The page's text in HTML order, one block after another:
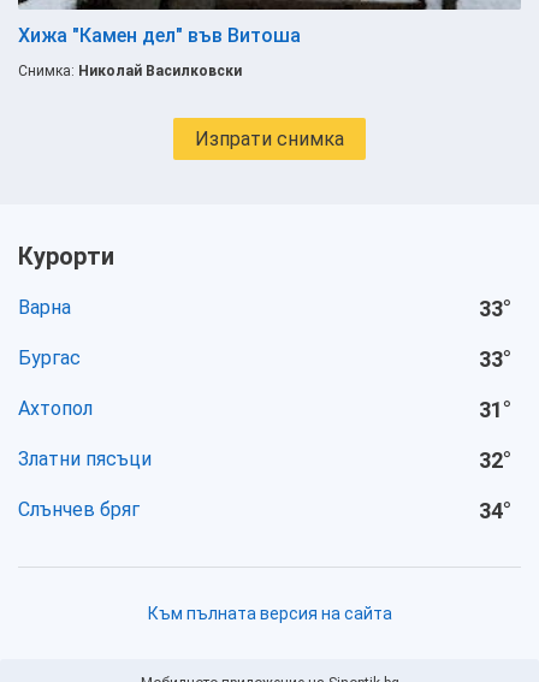
Хижа "Камен дел" във Витоша
Снимка: Николай Василковски
Изпрати снимка
Курорти
Варна 33°
Бургас 33°
Ахтопол 31°
Златни пясъци 32°
Слънчев бряг 34°
Към пълната версия на сайта